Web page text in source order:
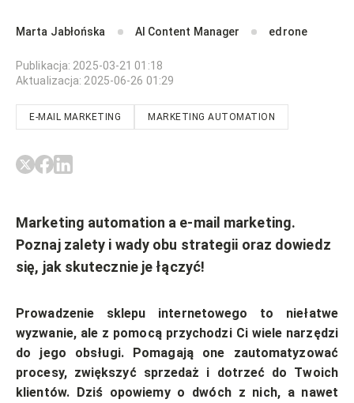
Marta Jabłońska AI Content Manager edrone
Publikacja: 2025-03-21 01:18
Aktualizacja: 2025-06-26 01:29
E-MAIL MARKETING MARKETING AUTOMATION
Marketing automation a e-mail marketing.
Poznaj zalety i wady obu strategii oraz dowiedz
się, jak skutecznie je łączyć!
Prowadzenie sklepu internetowego to niełatwe
wyzwanie, ale z pomocą przychodzi Ci wiele narzędzi
do jego obsługi. Pomagają one zautomatyzować
procesy, zwiększyć sprzedaż i dotrzeć do Twoich
klientów. Dziś opowiemy o dwóch z nich, a nawet